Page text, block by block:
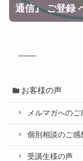
通信』 ご登録
お客様の声
メルマガへのご
個別相談のご感
受講生様の声